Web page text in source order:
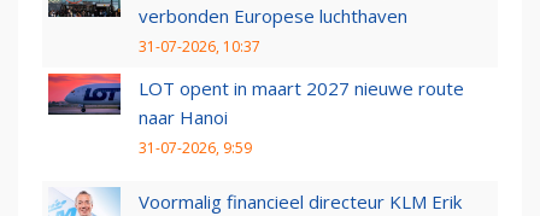
verbonden Europese luchthaven
31-07-2026, 10:37
LOT opent in maart 2027 nieuwe route
naar Hanoi
31-07-2026, 9:59
Voormalig financieel directeur KLM Erik